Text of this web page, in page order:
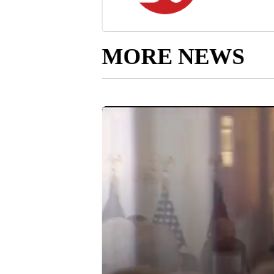
MORE NEWS